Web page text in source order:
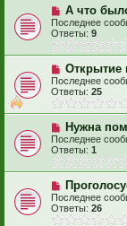
А что
Последнее
Ответы: 9
Открытие
Последнее
Ответы: 25
Нужна
Последнее
Ответы: 1
Последнее
Ответы: 26